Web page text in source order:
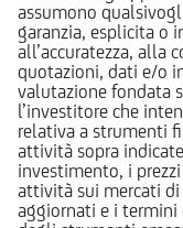
assumono
garanzia, esplicita o
all’accuratezza, alla
quotazioni, dati e/o
valutazione fondata
l’investitore che
relativa a strumenti
attività sopra
investimento, i
attività sui mercati di
aggiornati e i termini